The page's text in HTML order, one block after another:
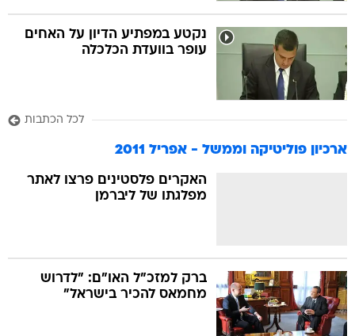
נקטע במפתיע הדיון על האחים
עופר בוועדת הכלכלה
לכל הכתבות
ארכיון פוליטיקה וממשל - אפריל 2011
האקרים פלסטינים פרצו לאתר
מפלגתו של ליברמן
ברק למזכ"ל האו"ם: "לדרוש
מחמאס להכיר בישראל"